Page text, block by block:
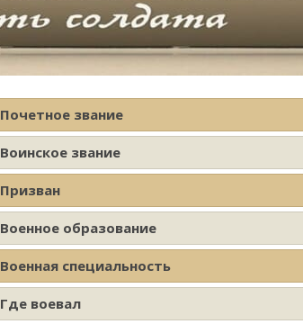
Почетное звание
Воинское звание
Призван
Военное образование
Военная специальность
Где воевал